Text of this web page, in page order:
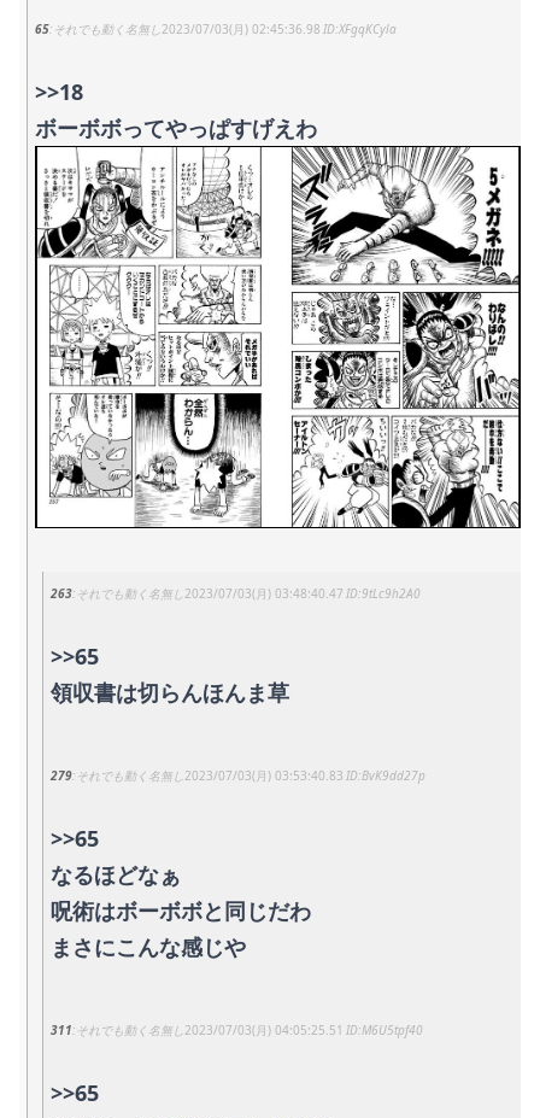
65 それでも動く名無し2023/07/03(月) 02:45:36.98 XFgqKCyla
>>18
ボーボボってやっぱすげえわ
263 それでも動く名無し2023/07/03(月) 03:48:40.47 9tLc9h2A0
>>65
領収書は切らんほんま草
279 それでも動く名無し2023/07/03(月) 03:53:40.83 BvK9dd27p
>>65
なるほどなぁ
呪術はボーボボと同じだわ
まさにこんな感じや
311 それでも動く名無し2023/07/03(月) 04:05:25.51 M6U5tpf40
>>65